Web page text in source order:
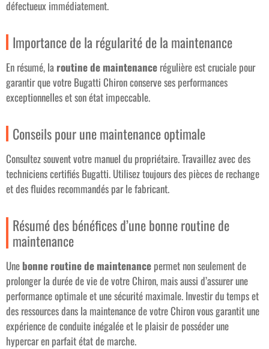
défectueux immédiatement.
Importance de la régularité de la maintenance
En résumé, la routine de maintenance régulière est cruciale pour
garantir que votre Bugatti Chiron conserve ses performances
exceptionnelles et son état impeccable.
Conseils pour une maintenance optimale
Consultez souvent votre manuel du propriétaire. Travaillez avec des
techniciens certifiés Bugatti. Utilisez toujours des pièces de rechange
et des fluides recommandés par le fabricant.
Résumé des bénéfices d’une bonne routine de
maintenance
Une bonne routine de maintenance permet non seulement de
prolonger la durée de vie de votre Chiron, mais aussi d’assurer une
performance optimale et une sécurité maximale. Investir du temps et
des ressources dans la maintenance de votre Chiron vous garantit une
expérience de conduite inégalée et le plaisir de posséder une
hypercar en parfait état de marche.